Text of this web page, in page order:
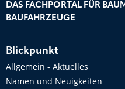
DAS FACHPORTAL FÜR
BAUFAHRZEUGE
Blickpunkt
Allgemein - Aktuelles
Namen und Neuigkeiten